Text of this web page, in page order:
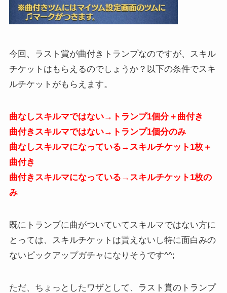
今回、ラスト賞が曲付きトランプなのですが、スキル
チケットはもらえるのでしょうか？以下の条件でスキ
ルチケットがもらえます。
曲なしスキルマではない→トランプ1個分＋曲付き
曲付きスキルマではない→トランプ1個分のみ
曲なしスキルマになっている→スキルチケット1枚＋
曲付き
曲付きスキルマになっている→スキルチケット1枚の
み
既にトランプに曲がついていてスキルマではない方に
とっては、スキルチケットは貰えないし特に面白みの
ないピックアップガチャになりそうです^^;
ただ、ちょっとしたワザとして、ラスト賞のトランプ